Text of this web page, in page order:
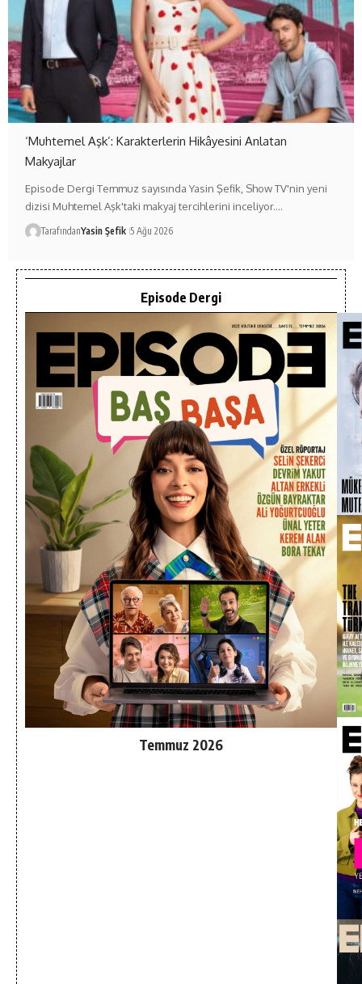
‘Muhtemel Aşk’: Karakterlerin Hikâyesini Anlatan
Makyajlar
Episode Dergi Temmuz sayısında Yasin Şefik, Show TV'nin yeni
dizisi Muhtemel Aşk'taki makyaj tercihlerini inceliyor.…
TarafındanYasin Şefik 5 Ağu 2026
Episode Dergi
Temmuz 2026